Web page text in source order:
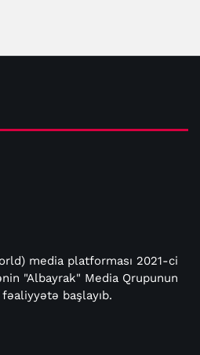
media platforması 2021-ci
"Albayrak" Media Qrupunun
başlayıb.